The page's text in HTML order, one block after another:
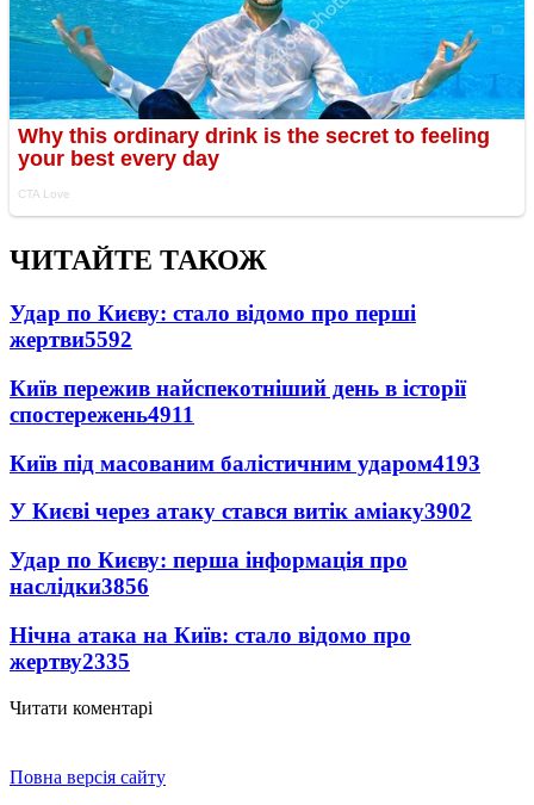
ЧИТАЙТЕ ТАКОЖ
Удар по Києву: стало відомо про перші
жертви5592
Київ пережив найспекотніший день в історії
спостережень4911
Київ під масованим балістичним ударом4193
У Києві через атаку стався витік аміаку3902
Удар по Києву: перша інформація про
наслідки3856
Нічна атака на Київ: стало відомо про
жертву2335
Читати коментарі
Повна версія сайту